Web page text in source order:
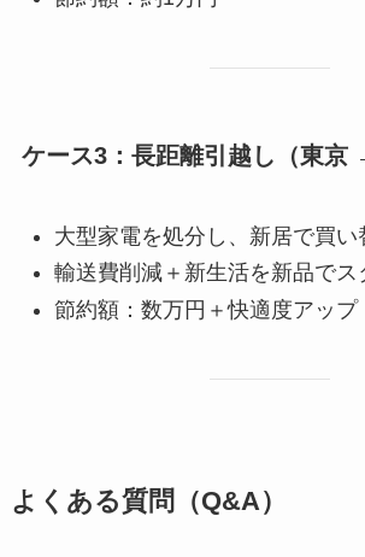
ケース3：長距離引越し（東京
大型家電を処分し、新居で買い
輸送費削減＋新生活を新品でス
節約額：数万円＋快適度アップ
よくある質問（Q&A）